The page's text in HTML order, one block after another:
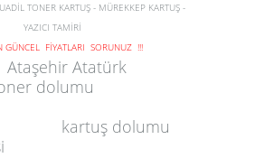
TONER KARTUŞ - MÜREKKEP KARTUŞ -
YAZICI TAMİRİ
GÜNCEL FİYATLARI SORUNUZ !!!
Atatürk
dolumu
dolumu